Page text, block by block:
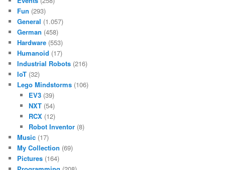
Fun (293)
General (1.057)
German (458)
Hardware (553)
Humanoid (17)
Industrial Robots (216)
IoT (32)
Lego Mindstorms (106)
EV3(39)
NXT(54)
RCX(12)
Robot Inventor(8)
Music (17)
My Collection (69)
Pictures (164)